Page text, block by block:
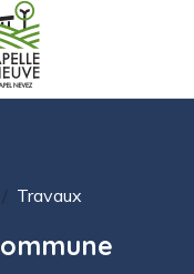
Travaux